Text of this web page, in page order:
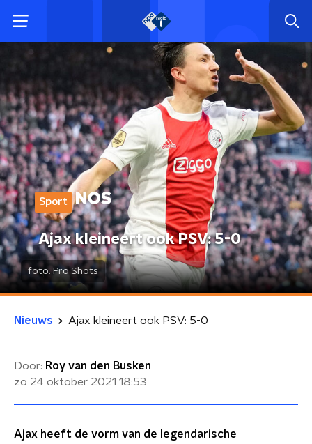
Sport
Ajax kleineert ook PSV: 5-0
foto: Pro Shots
Nieuws Ajax kleineert ook PSV: 5-0
Door: Roy van den Busken
zo 24 oktober 2021 18:53
Ajax heeft de vorm van de legendarische